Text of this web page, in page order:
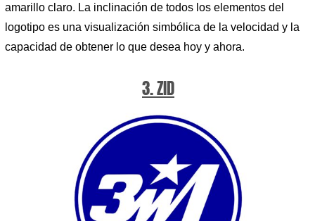
amarillo claro. La inclinación de todos los elementos del
logotipo es una visualización simbólica de la velocidad y la
capacidad de obtener lo que desea hoy y ahora.
3. ZID